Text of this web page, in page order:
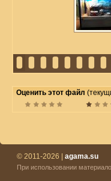
Оценить этот файл
© 2011-2026 | agama.su
При использовании